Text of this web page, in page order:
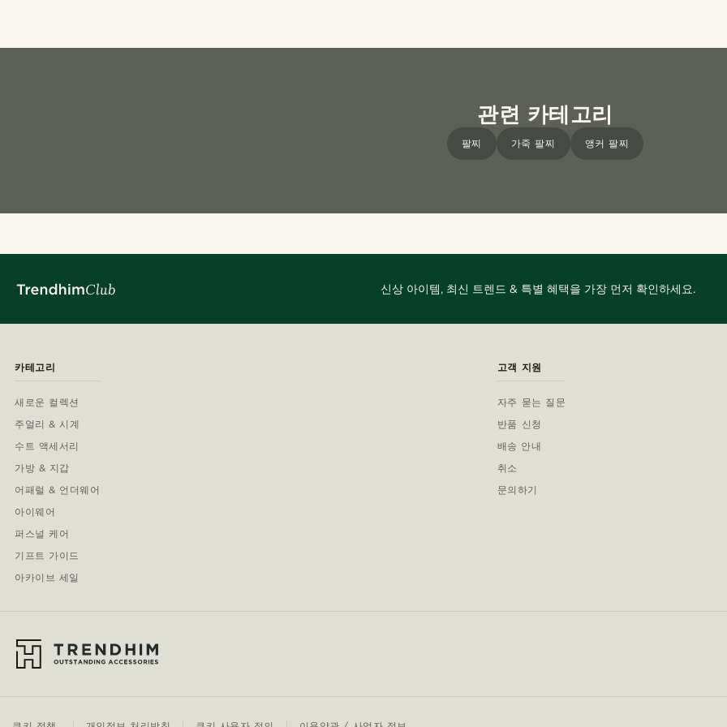
관련 카테고리
팔찌 가죽 팔찌 앵커 팔찌
신상 아이템, 최신 트렌드 & 특별 혜택을 가장 먼저 확인하세요.
카테고리
새로운 컬렉션
주얼리 & 시계
수트 액세서리
가방 & 지갑
어패럴 & 언더웨어
아이웨어
퍼스널 케어
기프트 가이드
아카이브 세일
고객 지원
자주 묻는 질문
반품 신청
배송 안내
취소
문의하기